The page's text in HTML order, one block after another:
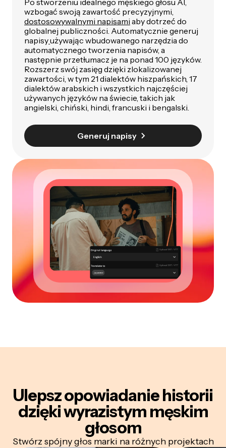
Po stworzeniu idealnego męskiego głosu AI,
wzbogać swoją zawartość precyzyjnymi,
dostosowywalnymi napisami aby dotrzeć do
globalnej publiczności. Automatycznie generuj
napisyużywając wbudowanego narzędzia do
automatycznego tworzenia napisów, a
następnie przetłumacz je na ponad 100 języków.
Rozszerz swój zasięg dzięki zlokalizowanej
zawartości, w tym 21 dialektów hiszpańskich, 17
dialektów arabskich i wszystkich najczęściej
używanych języków na świecie, takich jak
angielski, chiński, hindi, francuski i bengalski.
Generuj napisy
Ulepsz opowiadanie historii
dzięki wyrazistym męskim
głosom
Stwórz spójny głos marki na różnych projektach